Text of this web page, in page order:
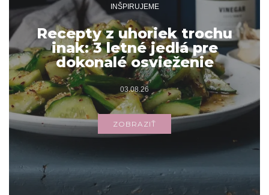
INŠPIRUJEME
Recepty z uhoriek trochu
inak: 3 letné jedlá pre
dokonalé osvieženie
03.08.26
ZOBRAZIŤ
Archív